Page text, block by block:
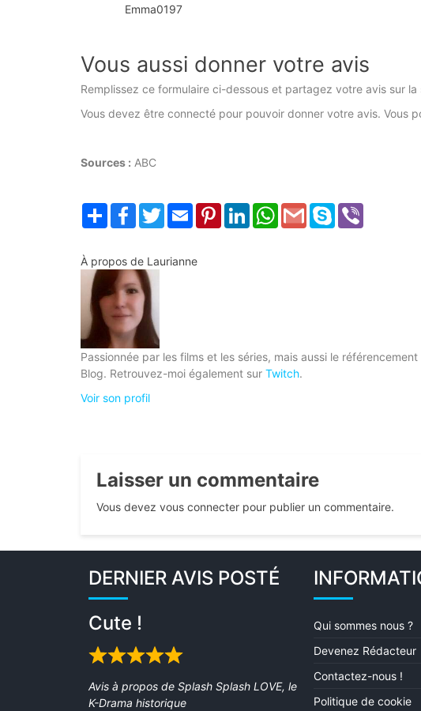
Emma0197
Vous aussi donner votre avis
Remplissez ce formulaire ci-dessous et partagez votre avis sur la
Vous devez être connecté pour pouvoir donner votre avis. Vous
Sources : ABC
PartagerFacebook
TwitterEmail PinterestLinkedInWhatsApp
Gmail Skype
À propos de Laurianne
Passionnée par les films et les séries, mais aussi le
Blog. Retrouvez-moi également sur Twitch.
Voir son profil
Laisser un commentaire
Vous devez vous connecter pour publier un commentaire.
DERNIER AVIS POSTÉ
Cute !
Rated
5
out
Avis à propos de Splash Splash LOVE, le
K-Drama historique
Qui sommes nous ?
Devenez Rédacteur
Contactez-nous !
Politique de cookie